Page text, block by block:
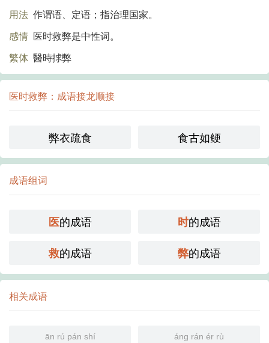
用法 作谓语、定语；指治理国家。
感情 医时救弊是中性词。
繁体 醫時捄弊
医时救弊：成语接龙顺接
弊衣疏食 食古如鲠
成语组词
医的成语 时的成语
救的成语 弊的成语
相关成语
ān rú pán shí áng rán ér rù